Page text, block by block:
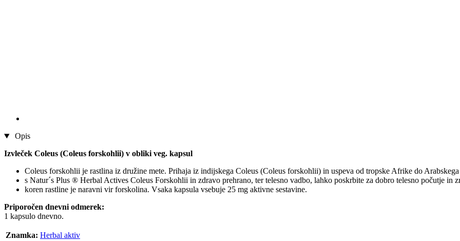
Opis
Izvleček Coleus (Coleus forskohlii) v obliki veg. kapsul
Coleus forskohlii je rastlina iz družine mete. Prihaja iz indijskega Coleus (Coleus forskohlii) in uspeva od tropske Afrike do
s Natur´s Plus ® Herbal Actives Coleus Forskohlii in zdravo prehrano, ter telesno vadbo, lahko poskrbite za dobro telesno počutje in
koren rastline je naravni vir forskolina. Vsaka kapsula vsebuje 25 mg aktivne sestavine.
Priporočen dnevni odmerek:
1 kapsulo dnevno.
Znamka: Herbal aktiv